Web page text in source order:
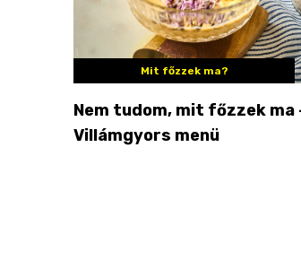
Mit főzzek ma?
Nem tudom, mit főzzek ma
Villámgyors menü